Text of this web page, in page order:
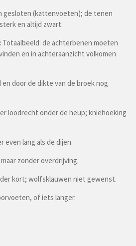
gesloten (kattenvoeten); de tenen
en altijd zwart.
Totaalbeeld: de achterbenen moeten
en in achteraanzicht volkomen
door de dikte van de broek nog
loodrecht onder de heup; kniehoeking
even lang als de dijen.
zonder overdrijving.
kort; wolfsklauwen niet gewenst.
of iets langer.